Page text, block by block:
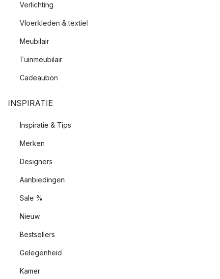
Verlichting
Vloerkleden & textiel
Meubilair
Tuinmeubilair
Cadeaubon
INSPIRATIE
Inspiratie & Tips
Merken
Designers
Aanbiedingen
Sale %
Nieuw
Bestsellers
Gelegenheid
Kamer